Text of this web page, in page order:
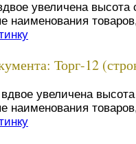
увеличена
наименования
Торг-12
увеличена
наименования